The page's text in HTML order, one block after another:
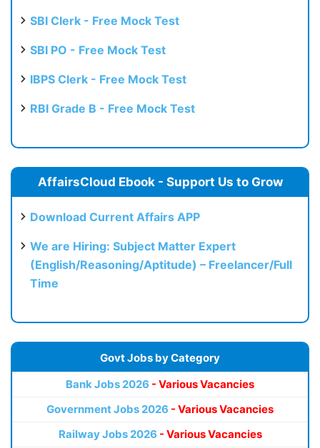
SBI Clerk - Free Mock Test
SBI PO - Free Mock Test
IBPS Clerk - Free Mock Test
RBI Grade B - Free Mock Test
AffairsCloud Ebook - Support Us to Grow
Download Current Affairs APP
We are Hiring: Subject Matter Expert
(English/Reasoning/Aptitude) – Freelancer/Full
Time
Govt Jobs by Category
Bank Jobs 2026 - Various Vacancies
Government Jobs 2026 - Various Vacancies
Railway Jobs 2026 - Various Vacancies